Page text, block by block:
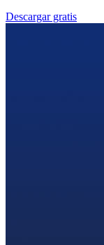
Descargar gratis